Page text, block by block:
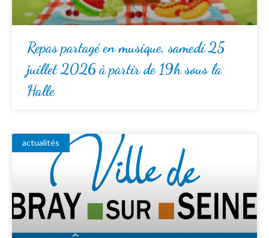
Repas partagé en musique, samedi 25
juillet 2026 à partir de 19h sous la
Halle
actualités